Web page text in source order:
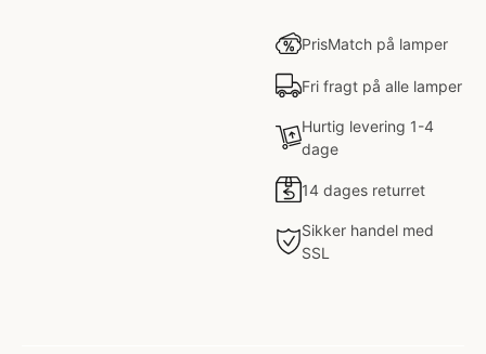
PrisMatch på lamper
Fri fragt på alle lamper
Hurtig levering 1-4
dage
14 dages returret
Sikker handel med
SSL